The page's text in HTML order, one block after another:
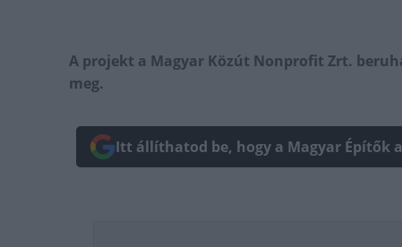
A projekt a Magyar Közút Nonprofit Zrt.
meg.
Itt állíthatod be, hogy a Magyar Építők